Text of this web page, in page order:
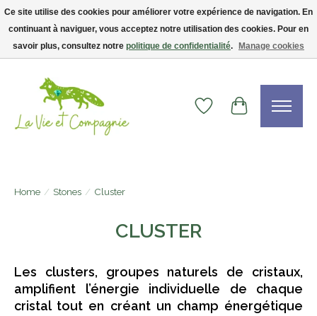
Livraison gratuite dès 75$ — code LVCFREE• Clients USA : visitez la boutique
WishlistCart
Home / Stones / Cluster
CLUSTER
Les clusters, groupes naturels de cristaux,
amplifient l’énergie individuelle de chaque
cristal tout en créant un champ énergétique
Ce site utilise des cookies pour améliorer votre expérience de navigation. En
continuant à naviguer, vous acceptez notre utilisation des cookies. Pour en
savoir plus, consultez notre politique de confidentialité. Manage cookies